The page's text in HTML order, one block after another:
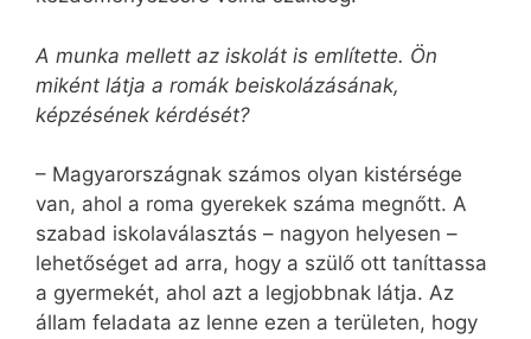
A munka mellett az iskolát is említette. Ön
miként látja a romák beiskolázásának,
képzésének kérdését?
– Magyarországnak számos olyan kistérsége
van, ahol a roma gyerekek száma megnőtt. A
szabad iskolaválasztás – nagyon helyesen –
lehetőséget ad arra, hogy a szülő ott taníttassa
a gyermekét, ahol azt a legjobbnak látja. Az
állam feladata az lenne ezen a területen, hogy